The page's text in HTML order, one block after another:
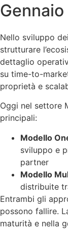
Nello sviluppo
strutturare
dettaglio
su time-to-
proprietà e
Oggi nel settore
principali:
Modello
sviluppo e
partner
Modello
distribuite
Entrambi gli
possono fallire.
maturità e nella